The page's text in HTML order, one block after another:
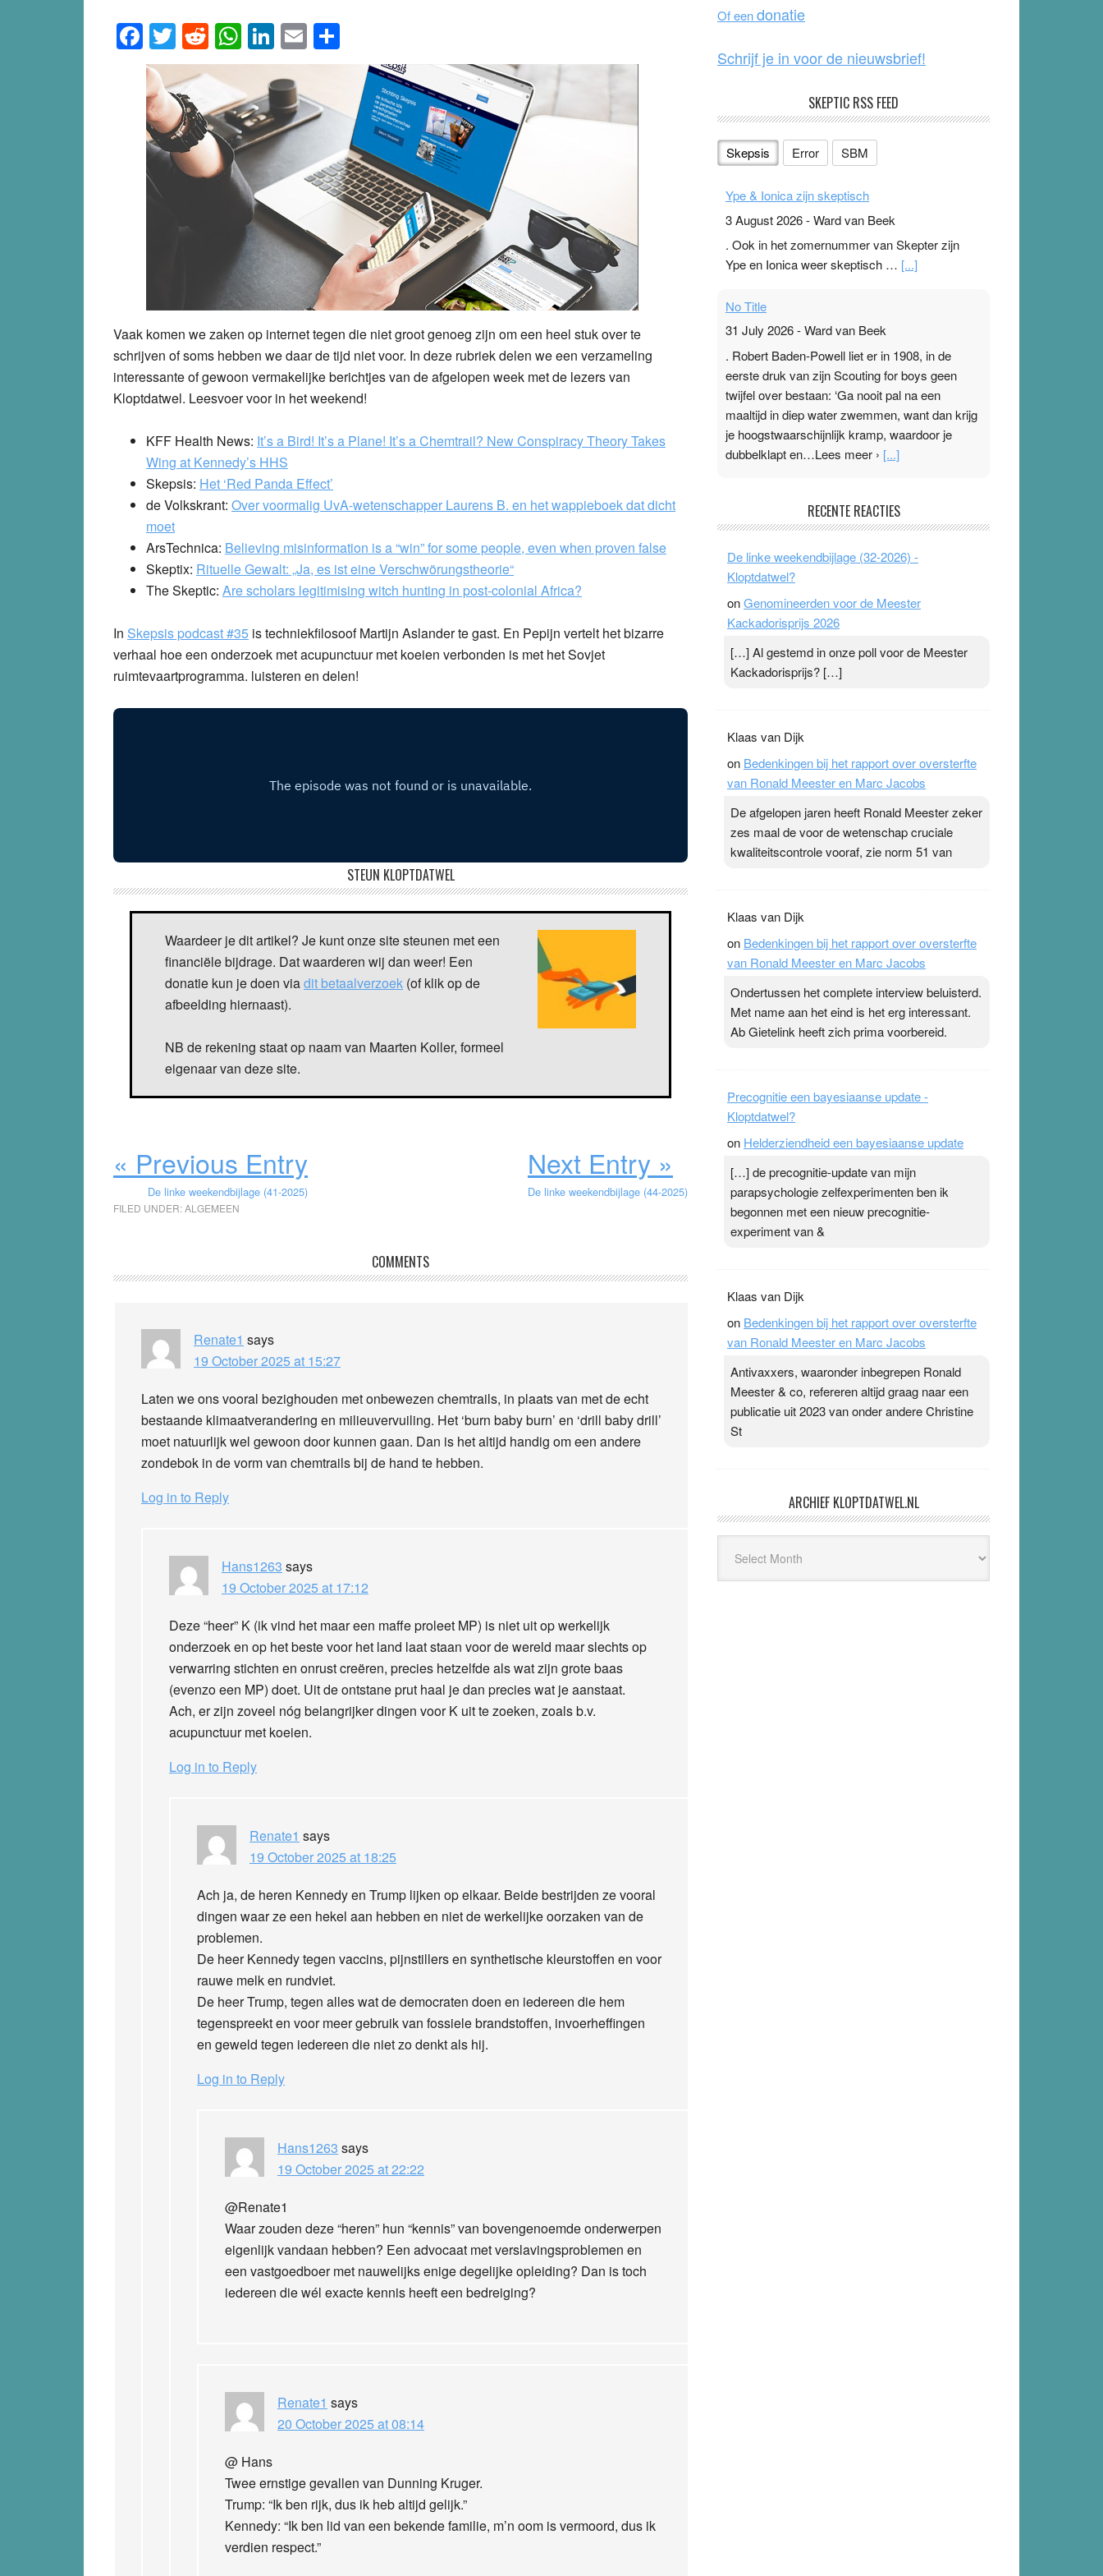
Facebook
Twitter
Reddit
WhatsApp
LinkedIn
Email
Vaak komen we zaken op internet tegen die niet groot genoeg zijn om een heel stuk over te
schrijven of soms hebben we daar de tijd niet voor. In deze rubriek delen we een verzameling
interessante of gewoon vermakelijke berichtjes van de afgelopen week met de lezers van
Kloptdatwel. Leesvoer voor in het weekend!
KFF Health News: It’s a Bird! It’s a Plane! It’s a Chemtrail? New Conspiracy Theory Takes
Wing at Kennedy’s HHS
Skepsis: Het ‘Red Panda Effect’
de Volkskrant: Over voormalig UvA-wetenschapper Laurens B. en het wappieboek dat dicht
moet
ArsTechnica: Believing misinformation is a “win” for some people, even when proven false
Skeptix: Rituelle Gewalt: „Ja, es ist eine Verschwörungstheorie“
The Skeptic: Are scholars legitimising witch hunting in post-colonial Africa?
In Skepsis podcast #35 is techniekfilosoof Martijn Aslander te gast. En Pepijn vertelt het bizarre
verhaal hoe een onderzoek met acupunctuur met koeien verbonden is met het Sovjet
ruimtevaartprogramma. luisteren en delen!
STEUN KLOPTDATWEL
Waardeer je dit artikel? Je kunt onze site steunen met een
financiële bijdrage. Dat waarderen wij dan weer! Een
donatie kun je doen viadit betaalverzoek (of klik op de
afbeelding hiernaast).
NB de rekening staat op naam van Maarten Koller, formeel
eigenaar van deze site.
« Previous Entry
De linke weekendbijlage (41-2025)
Next Entry »
De linke weekendbijlage (44-2025)
FILED UNDER:ALGEMEEN
Interactions
COMMENTS
Renate1 says
19 October 2025 at 15:27
Laten we ons vooral bezighouden met onbewezen chemtrails, in plaats van met de echt
bestaande klimaatverandering en milieuvervuiling. Het ‘burn baby burn’ en ‘drill baby drill’
moet natuurlijk wel gewoon door kunnen gaan. Dan is het altijd handig om een andere
zondebok in de vorm van chemtrails bij de hand te hebben.
Log in to Reply
Hans1263 says
19 October 2025 at 17:12
Deze “heer” K (ik vind het maar een maffe proleet MP) is niet uit op werkelijk
onderzoek en op het beste voor het land laat staan voor de wereld maar slechts op
verwarring stichten en onrust creëren, precies hetzelfde als wat zijn grote baas
(evenzo een MP) doet. Uit de ontstane prut haal je dan precies wat je aanstaat.
Ach, er zijn zoveel nóg belangrijker dingen voor K uit te zoeken, zoals b.v.
acupunctuur met koeien.
Log in to Reply
Renate1 says
19 October 2025 at 18:25
Ach ja, de heren Kennedy en Trump lijken op elkaar. Beide bestrijden ze vooral
dingen waar ze een hekel aan hebben en niet de werkelijke oorzaken van de
problemen.
De heer Kennedy tegen vaccins, pijnstillers en synthetische kleurstoffen en voor
rauwe melk en rundviet.
De heer Trump, tegen alles wat de democraten doen en iedereen die hem
tegenspreekt en voor meer gebruik van fossiele brandstoffen, invoerheffingen
en geweld tegen iedereen die niet zo denkt als hij.
Log in to Reply
Hans1263 says
19 October 2025 at 22:22
@Renate1
Waar zouden deze “heren” hun “kennis” van bovengenoemde onderwerpen
eigenlijk vandaan hebben? Een advocaat met verslavingsproblemen en
een vastgoedboer met nauwelijks enige degelijke opleiding? Dan is toch
iedereen die wél exacte kennis heeft een bedreiging?
Renate1 says
20 October 2025 at 08:14
@ Hans
Twee ernstige gevallen van Dunning Kruger.
Trump: “Ik ben rijk, dus ik heb altijd gelijk.”
Kennedy: “Ik ben lid van een bekende familie, m’n oom is vermoord, dus ik
verdien respect.”
k
Of eendonatie
Schrijf je in voor de nieuwsbrief!
SKEPTIC RSS FEED
Skepsis Error SBM
Ype & Ionica zijn skeptisch
3 August 2026-Ward van Beek
. Ook in het zomernummer van Skepter zijn
Ype en Ionica weer skeptisch … [...]
No Title
31 July 2026-Ward van Beek
. Robert Baden-Powell liet er in 1908, in de
eerste druk van zijn Scouting for boys geen
twijfel over bestaan: ‘Ga nooit pal na een
maaltijd in diep water zwemmen, want dan krijg
je hoogstwaarschijnlijk kramp, waardoor je
dubbelklapt en…Lees meer › [...]
Ward van Beek
topsporters. Ze hopen ermee hun hartslag te
verlagen terwijl ze meer zuurstof opnemen.
Daarop heeft zo’n pleister geen effect. Maar het
gevoel ‘makkelijker te ademen’ kan goud waard
topspsort ›[...]
RECENTE REACTIES
De linke weekendbijlage (32-2026) -
Kloptdatwel?
onGenomineerden voor de Meester
Kackadorisprijs 2026
[…] Al gestemd in onze poll voor de Meester
Kackadorisprijs? […]
Klaas van Dijk
on Bedenkingen bij het rapport over oversterfte
van Ronald Meester en Marc Jacobs
De afgelopen jaren heeft Ronald Meester zeker
zes maal de voor de wetenschap cruciale
kwaliteitscontrole vooraf, zie norm 51 van
Klaas van Dijk
on Bedenkingen bij het rapport over oversterfte
van Ronald Meester en Marc Jacobs
Ondertussen het complete interview beluisterd.
Met name aan het eind is het erg interessant.
Ab Gietelink heeft zich prima voorbereid.
Precognitie een bayesiaanse update -
Kloptdatwel?
on Helderziendheid een bayesiaanse update
[…] de precognitie-update van mijn
parapsychologie zelfexperimenten ben ik
begonnen met een nieuw precognitie-
experiment van &
Klaas van Dijk
on Bedenkingen bij het rapport over oversterfte
van Ronald Meester en Marc Jacobs
Antivaxxers, waaronder inbegrepen Ronald
Meester & co, refereren altijd graag naar een
publicatie uit 2023 van onder andere Christine
St
ARCHIEF KLOPTDATWEL.NL
Kloptdatwel.nl